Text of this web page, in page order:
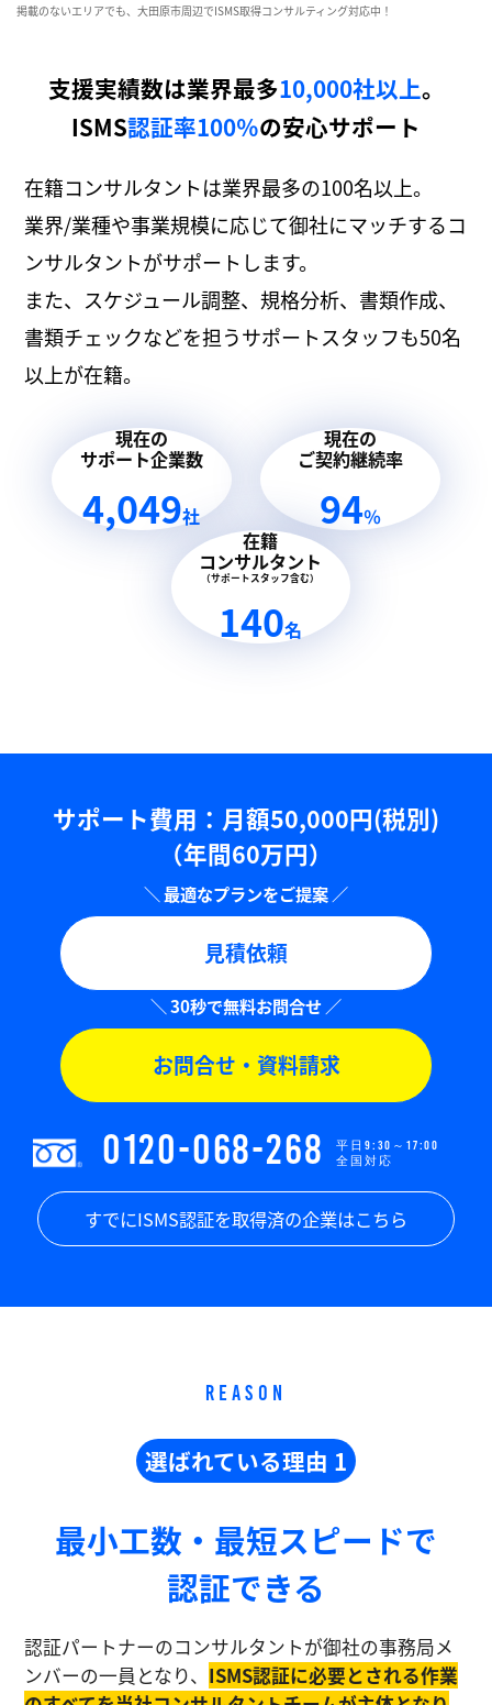
掲載のないエリアでも、大田原市周辺でISMS取得コンサルティング対応中！
支援実績数は業界最多10,000社以上。
ISMS認証率100％の安心サポート
在籍コンサルタントは業界最多の100名以上。
業界/業種や事業規模に応じて御社にマッチするコ
ンサルタントがサポートします。
また、スケジュール調整、規格分析、書類作成、
書類チェックなどを担うサポートスタッフも50名
以上が在籍。
現在の
サポート企業数
4,049社
現在の
ご契約継続率
94％
在籍
コンサルタント
（サポートスタッフ含む）
140名
サポート費用：⽉額50,000円(税別)
（年間60万円）
見積依頼
お問合せ・資料請求
0120-068-268
平日9:30～17:00
全国対応
すでにISMS認証を取得済の企業はこちら
REASON
選ばれている理由 1
最小工数・最短スピードで
認証できる
認証パートナーのコンサルタントが御社の事務局メ
ンバーの一員となり、 ISMS認証に必要とされる作業